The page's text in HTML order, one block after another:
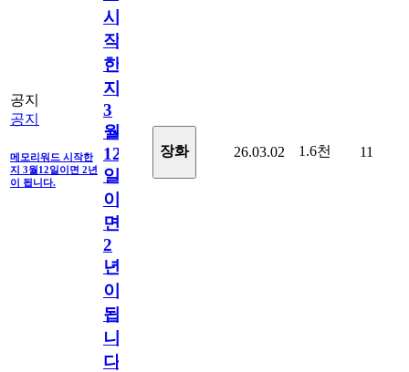
공지
공지
메모리워드 시작한
지 3월12일이면 2년
이 됩니다.
시
작
한
지
3
월
12
일
이
면
2
년
이
됩
니
다.
장화 26.03.02 1.6천 11